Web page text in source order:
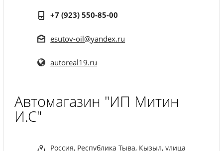
+7 (923) 550-85-00
esutov-oil@yandex.ru
autoreal19.ru
Автомагазин "ИП Митин
И.С"
Россия, Республика Тыва, Кызыл, улица